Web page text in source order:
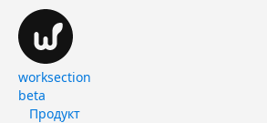
worksection
beta
Продукт